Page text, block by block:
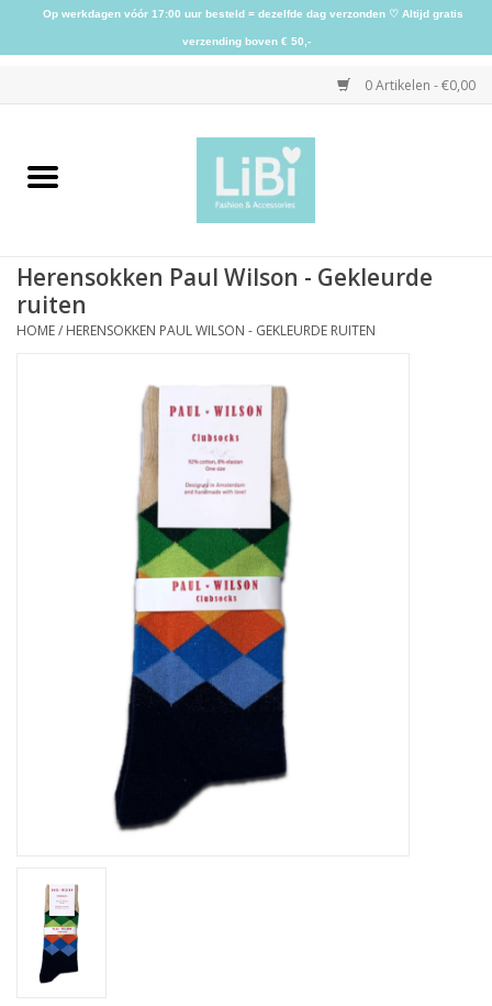
0 Artikelen - €0,00
Home
Kleding
Herensokken Paul Wilson - Gekleurde
ruiten
HOME/ HERENSOKKEN PAUL WILSON - GEKLEURDE RUITEN
Op werkdagen vóór 17:00 uur besteld = dezelfde dag verzonden ♡ Altijd gratis
verzending boven € 50,-